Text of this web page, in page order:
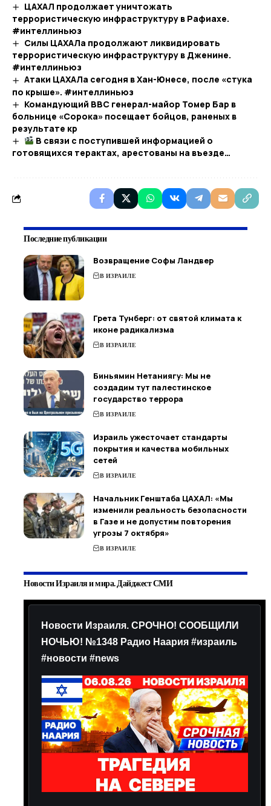
ЦАХАЛ продолжает уничтожать
террористическую инфраструктуру в Рафиахе.
#интеллиньюз
Силы ЦАХАЛа продолжают ликвидировать
террористическую инфраструктуру в Дженине.
#интеллиньюз
Атаки ЦАХАЛа сегодня в Хан-Юнесе, после «стука
по крыше». #интеллиньюз
Командующий ВВС генерал-майор Томер Бар в
больнице «Сорока» посещает бойцов, раненых в
результате кр
В связи с поступившей информацией о
готовящихся терактах, арестованы на въезде…​
Последние публикации
Возвращение Софы Ландвер
В ИЗРАИЛЕ
Грета Тунберг: от святой климата к
иконе радикализма
В ИЗРАИЛЕ
Биньямин Нетаниягу: Мы не
создадим тут палестинское
государство террора
В ИЗРАИЛЕ
Израиль ужесточает стандарты
покрытия и качества мобильных
сетей
В ИЗРАИЛЕ
Начальник Генштаба ЦАХАЛ: «Мы
изменили реальность безопасности
в Газе и не допустим повторения
угрозы 7 октября»
В ИЗРАИЛЕ
Новости Израиля и мира. Дайджест СМИ